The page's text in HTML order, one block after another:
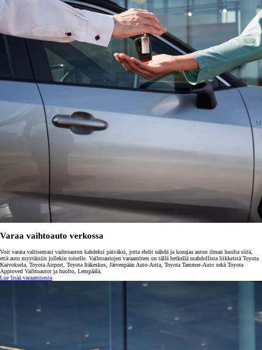
Varaa vaihtoauto verkossa
Voit varata valitsemasi vaihtoauton kahdeksi päiväksi, jotta ehdit nähdä ja koeajaa auton ilman huolta siitä,
että auto myytäisiin jollekin toiselle. Vaihtoautojen varaaminen on tällä hetkellä mahdollista liikkeistä Toyota
Kaivoksela, Toyota Airport, Toyota Itäkeskus, Järvenpään Auto-Arita, Toyota Tammer-Auto sekä Toyota
Approved Vaihtoautot ja huolto, Lempäälä.
Lue lisää varaamisesta